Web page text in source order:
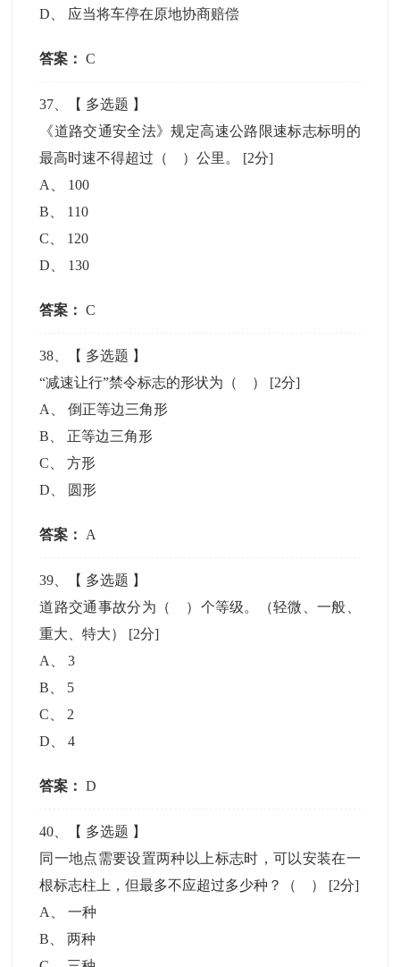
D
应当将车停在原地协商赔偿
答案： C
37 、【 多选题 】
《道路交通安全法》规定高速公路限速标志标明的
最高时速不得超过（ ）公里。 [2分]
A
100
B
110
C
120
D
130
答案： C
38 、【 多选题 】
“减速让行”禁令标志的形状为（ ） [2分]
A
、倒正等边三角形
B
正等边三角形
C 、方形
D
圆形
答案： A
39 、【 多选题 】
道路交通事故分为（ ）个等级。（轻微、一般、
重大、特大） [2分]
A
、3
B
5
C
2
D 、4
答案： D
40 、【 多选题 】
同一地点需要设置两种以上标志时，可以安装在一
根标志柱上，但最多不应超过多少种？（ ） [2分]
A
、一种
B 、两种